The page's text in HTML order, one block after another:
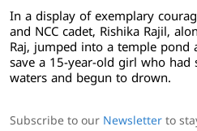
In a display of exemplary
and NCC cadet, Rishika Rajil,
Raj, jumped into a temple pond
save a 15-year-old girl who had
waters and begun to drown.
Subscribe to our Newsletter to